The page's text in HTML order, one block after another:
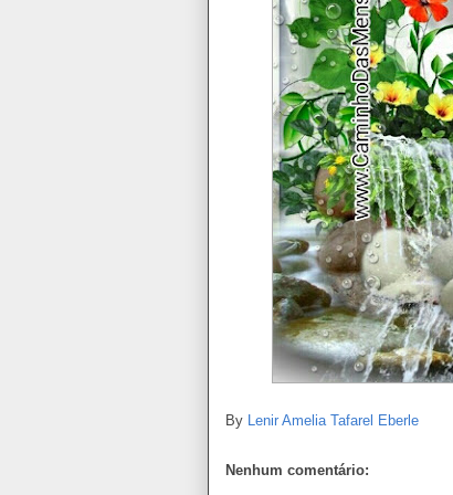
By Lenir Amelia Tafarel Eberle
Nenhum comentário: